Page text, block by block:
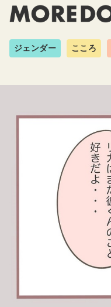
ジェンダー こころ